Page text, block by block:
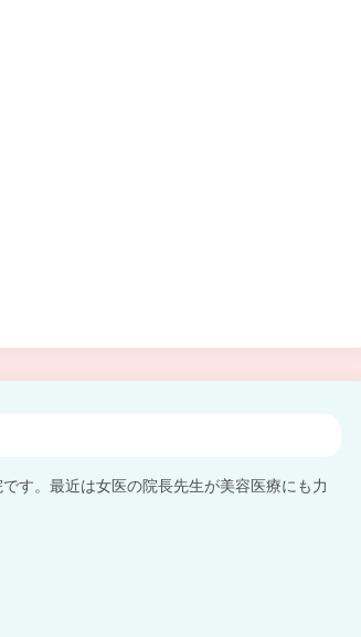
す。最近は女医の院長先生が美容医療にも力